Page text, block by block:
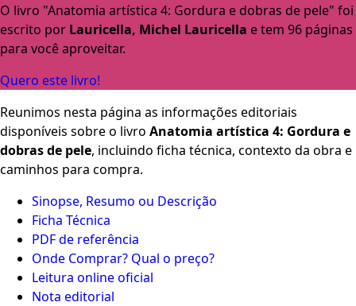
O livro "Anatomia artística 4: Gordura e dobras de pele" foi
escrito por Lauricella, Michel Lauricella e tem 96 páginas
para você aproveitar.
Quero este livro!
Reunimos nesta página as informações editoriais
disponíveis sobre o livro Anatomia artística 4: Gordura e
dobras de pele, incluindo ficha técnica, contexto da obra e
caminhos para compra.
Sinopse, Resumo ou Descrição
Ficha Técnica
PDF de referência
Onde Comprar? Qual o preço?
Leitura online oficial
Nota editorial